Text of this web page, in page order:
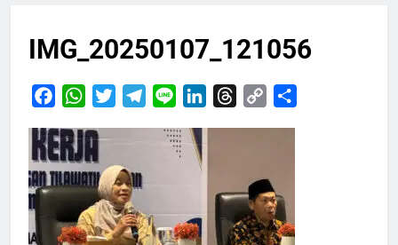
IMG_20250107_121056
FacebookWhatsApp
TwitterTelegram
Line LinkedInThreads
Copy